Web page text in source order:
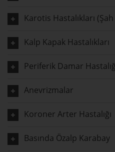
Karotis Hastalıkları
Kalp Kapak Hastalıkları
Periferik Damar
Anevrizmalar
Koroner Arter Hastalığı
Basında Özalp Karabay